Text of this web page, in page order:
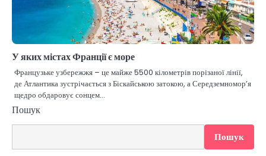
У яких містах Франції є море
Французьке узбережжя – це майже 5500 кілометрів порізаної лінії,
де Атлантика зустрічається з Біскайською затокою, а Середземномор’я
щедро обдаровує сонцем…
Пошук
Пошук